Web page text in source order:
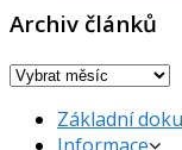
Archiv článků
Archiv
Základní